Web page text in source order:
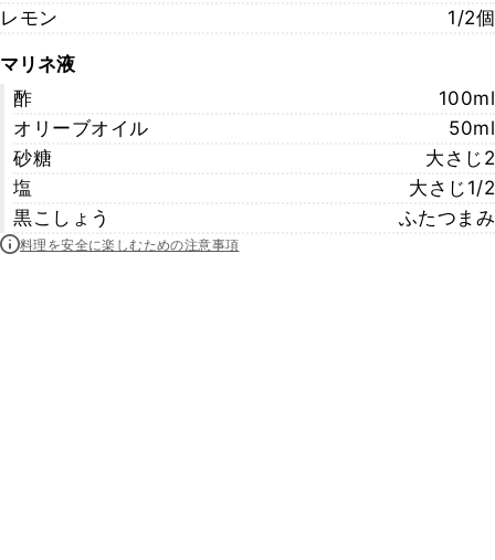
レモン
1/2個
マリネ液
酢
100ml
オリーブオイル
50ml
砂糖
大さじ2
塩
大さじ1/2
黒こしょう
ふたつまみ
料理を安全に楽しむための注意事項